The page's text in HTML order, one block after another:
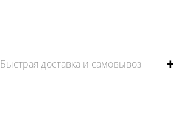
Быстрая доставка и самовывоз